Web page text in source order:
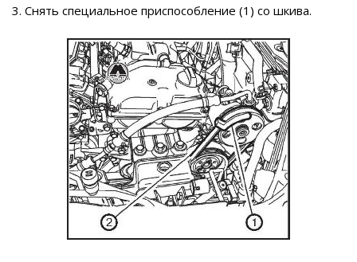
3. Снять специальное приспособление (1) со шкива.